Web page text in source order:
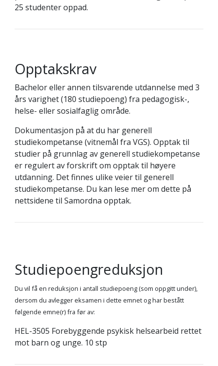
25 studenter oppad.
Opptakskrav
Bachelor eller annen tilsvarende utdannelse med 3
års varighet (180 studiepoeng) fra pedagogisk-,
helse- eller sosialfaglig område.
Dokumentasjon på at du har generell
studiekompetanse (vitnemål fra VGS). Opptak til
studier på grunnlag av generell studiekompetanse
er regulert av forskrift om opptak til høyere
utdanning. Det finnes ulike veier til generell
studiekompetanse. Du kan lese mer om dette på
nettsidene til Samordna opptak.
Studiepoengreduksjon
Du vil få en reduksjon i antall studiepoeng (som oppgitt under),
dersom du avlegger eksamen i dette emnet og har bestått
følgende emne(r) fra før av:
HEL-3505 Forebyggende psykisk helsearbeid rettet
mot barn og unge. 10 stp